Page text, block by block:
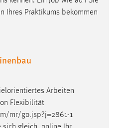
Ihres Praktikums bekommen
Arbeiten
Flexibilität
mr/go.jsp?j=2861-1